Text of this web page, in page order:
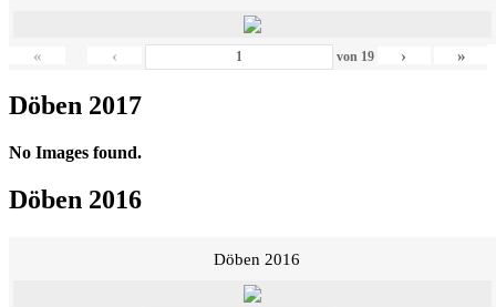
« ‹ von 19 › »
Döben 2017
No Images found.
Döben 2016
Döben 2016